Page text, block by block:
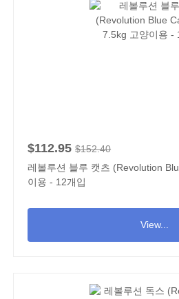
$112.95 $152.40
레볼루션 블루 캣츠 (Revolution
이용 - 12개입
View...